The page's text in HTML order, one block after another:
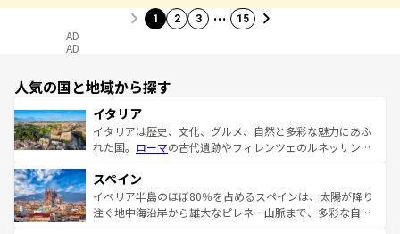
1 2 3 … 15
AD
AD
人気の国と地域から探す
イタリア
イタリアは歴史、文化、グルメ、自然と多彩な魅力にあふ
れた国。 ローマの古代遺跡やフィレンツェのルネッサンス
ろん、トスカーナの美しい田園風景やアマルフィ海岸の絶
景など、自然景観も見逃せない。観光の合間には、本場の
ピザやパスタなど、絶品のイタリア料理を堪能することも
スペイン
イベリア半島のほぼ80％を占めるスペインは、太陽が降り
注ぐ地中海沿岸から雄大なピレネー山脈まで、多彩な自然